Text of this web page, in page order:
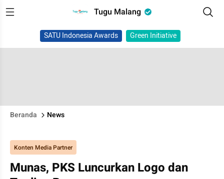
Tugu Malang
SATU Indonesia Awards Green Initiative
Beranda News
Konten Media Partner
Munas, PKS Luncurkan Logo dan